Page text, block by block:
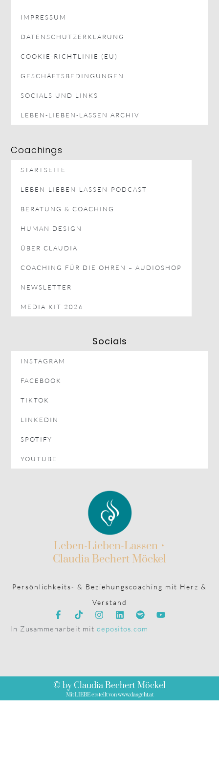
Leben-Lieben-Lassen •
Claudia Bechert Möckel
Persönlichkeits- & Beziehungscoaching mit Herz &
Verstand
In Zusammenarbeit mit depositos.com
IMPRESSUM
DATENSCHUTZERKLÄRUNG
COOKIE-RICHTLINIE (EU)
GESCHÄFTSBEDINGUNGEN
SOCIALS UND LINKS
LEBEN-LIEBEN-LASSEN ARCHIV
Coachings
STARTSEITE
LEBEN-LIEBEN-LASSEN-PODCAST
BERATUNG & COACHING
HUMAN DESIGN
ÜBER CLAUDIA
COACHING FÜR DIE OHREN – AUDIOSHOP
NEWSLETTER
MEDIA KIT 2026
Socials
INSTAGRAM
FACEBOOK
TIKTOK
LINKEDIN
SPOTIFY
YOUTUBE
© by Claudia Bechert Möckel
Mit LIEBE erstellt von www.dasgeht.at